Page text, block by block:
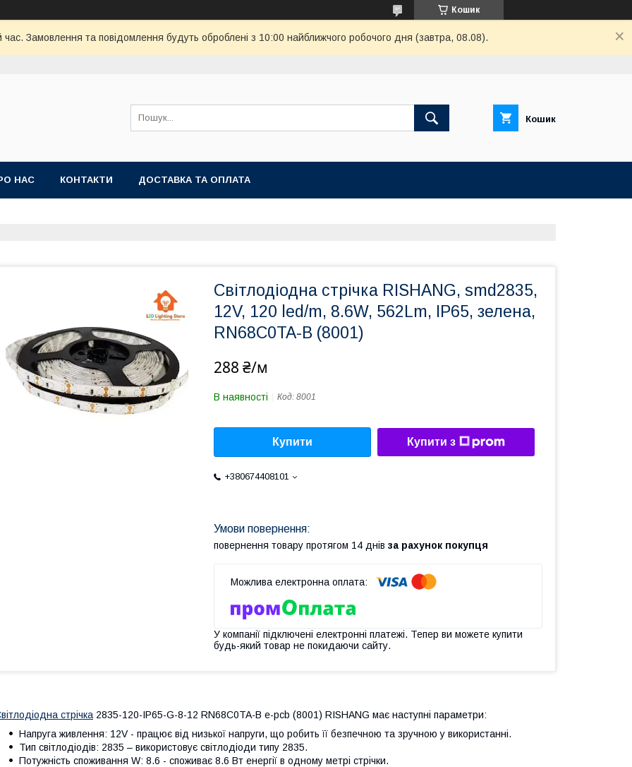
Кошик
час. Замовлення та повідомлення будуть оброблені з 10:00 найближчого робочого дня (завтра, 08.08).
Кошик
НАС КОНТАКТИ ДОСТАВКА ТА ОПЛАТА
Світлодіодна стрічка RISHANG, smd2835,
12V, 120 led/m, 8.6W, 562Lm, IP65, зелена,
RN68C0TA-B (8001)
288 ₴/м
В наявності Код: 8001
Купити Купити з
+380674408101
повернення товару протягом 14 днів за рахунок покупця
У компанії підключені електронні платежі. Тепер ви можете купити
будь-який товар не покидаючи сайту.
стрічка 2835-120-IP65-G-8-12 RN68C0TA-B e-pcb (8001) RISHANG має наступні параметри:
Напруга живлення: 12V - працює від низької напруги, що робить її безпечною та зручною у використанні.
Тип світлодіодів: 2835 – використовує світлодіоди типу 2835.
Потужність споживання W: 8.6 - споживає 8.6 Вт енергії в одному метрі стрічки.